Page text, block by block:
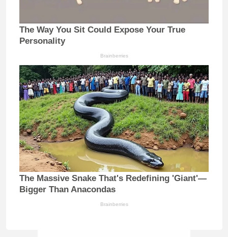
The Way You Sit Could Expose Your True
Personality
Brainberries
The Massive Snake That's Redefining 'Giant'—
Bigger Than Anacondas
Brainberries